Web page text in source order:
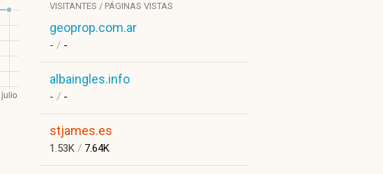
VISITANTES / PÁGINAS VISTAS
geoprop.com.ar
- / -
albaingles.info
- / -
stjames.es
1.53K / 7.64K